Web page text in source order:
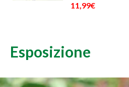
11,99€
Esposizione